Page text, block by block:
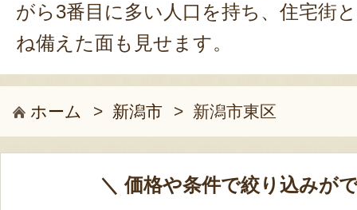
がら3番目に多い人口を持ち、住宅街
ね備えた面も見せます。
ホーム > 新潟市 > 新潟市東区
＼ 価格や条件で絞り込みが